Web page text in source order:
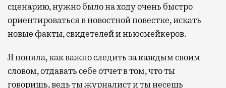
сценарию, нужно было на ходу очень быстро
ориентироваться в новостной повестке, искать
новые факты, свидетелей и ньюсмейкеров.
Я поняла, как важно следить за каждым своим
словом, отдавать себе отчет в том, что ты
говоришь, ведь ты журналист и ты несешь